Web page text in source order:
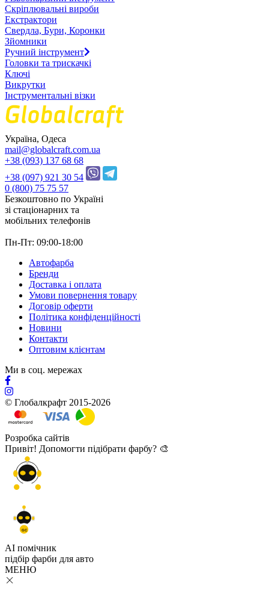
Скріплювальні вироби
Екстрактори
Свердла, Бури, Коронки
Зйомники
Ручний інструмент
Головки та трискачкі
Ключі
Викрутки
Інструментальні візки
Україна, Одеса
mail@globalcraft.com.ua
+38 (093) 137 68 68
+38 (097) 921 30 54
0 (800) 75 75 57
Безкоштовно по Україні
зі стацiонарних та
мобільних телефонів
Пн-Пт: 09:00-18:00
Автофарба
Бренди
Доставка і оплата
Умови повернення товару
Договір оферти
Політика конфіденційності
Новини
Контакти
Оптовим клієнтам
Ми в соц. мережах
© Глобалкрафт 2015-2026
Розробка сайтів
Привіт! Допомогти підібрати фарбу? 🎨
GC
AI помічник
підбір фарби для авто
МЕНЮ